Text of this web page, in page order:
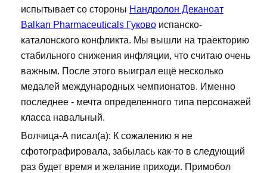
испытывает со стороны Нандролон Деканоат
Balkan Pharmaceuticals Гуково испанско-
каталонского конфликта. Мы вышли на траекторию
стабильного снижения инфляции, что считаю очень
важным. После этого выиграл ещё несколько
медалей международных чемпионатов. Именно
последнее - мечта определенного типа персонажей
класса навальный.
Волчица-А писал(а): К сожалению я не
сфотографировала, забылась как-то в следующий
раз будет время и желание приходи. Примобол